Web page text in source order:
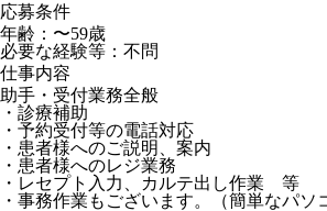
応募条件
年齢：〜59歳
必要な経験等：不問
仕事内容
助手・受付業務全般
・診療補助
・予約受付等の電話対応
・患者様へのご説明、案内
・患者様へのレジ業務
・レセプト入力、カルテ出し作業 等
・事務作業もございます。（簡単なパソ